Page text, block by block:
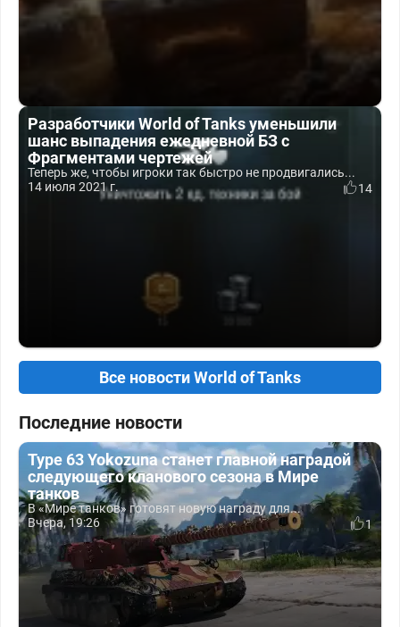
Разработчики World of Tanks уменьшили
шанс выпадения ежедневной БЗ с
Фрагментами чертежей
Теперь же, чтобы игроки так быстро не продвигались...
14 июля 2021 г.
14
Все новости World of Tanks
Последние новости
Type 63 Yokozuna станет главной наградой
следующего кланового сезона в Мире
танков
В «Мире танков» готовят новую награду для...
Вчера, 19:26
1